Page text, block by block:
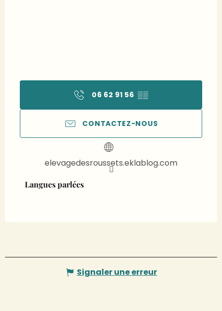
06 62 91 56▒▒
CONTACTEZ-NOUS
elevagedesroussets.eklablog.com
Langues parlées
Langues parlées
Signaler une erreur